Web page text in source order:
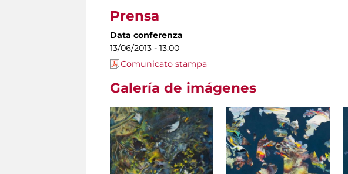
Prensa
Data conferenza
13/06/2013 - 13:00
Comunicato stampa
Galería de imágenes